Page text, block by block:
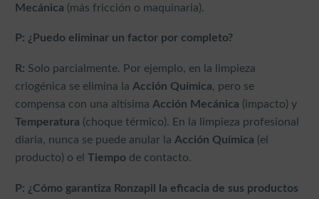
Mecánica (más fricción o maquinaria).
P: ¿Puedo eliminar un factor por completo?
R: Solo parcialmente. Por ejemplo, en la limpieza
criogénica se elimina la Acción Química, pero se
compensa con una altísima Acción Mecánica (impacto) y
Temperatura (choque térmico). En la limpieza profesional
diaria, nunca se puede anular la Acción Química (el
producto) o el Tiempo de contacto.
P: ¿Cómo garantiza Ronzapil la eficacia de sus productos